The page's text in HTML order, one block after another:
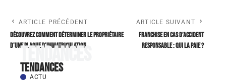
ARTICLE PRÉCÉDENT
Découvrez comment déterminer le propriétaire
d’une plaque d’immatriculation
ARTICLE SUIVANT
Franchise en cas d’accident
responsable : qui la paie ?
Tendances
Tendances
ACTU